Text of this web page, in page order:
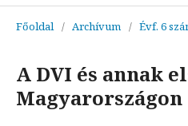
Főoldal / Archívum / Évf. 6
A DVI és annak
Magyarországon